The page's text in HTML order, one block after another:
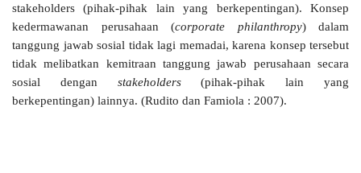
stakeholders (pihak-pihak lain yang berkepentingan). Konsep
kedermawanan perusahaan (corporate philanthropy) dalam
tanggung jawab sosial tidak lagi memadai, karena konsep tersebut
tidak melibatkan kemitraan tanggung jawab perusahaan secara
sosial dengan stakeholders(pihak-pihak lain yang
berkepentingan) lainnya. (Rudito dan Famiola : 2007).